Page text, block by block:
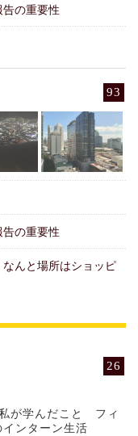
の重要性
93
の重要性
んと場所はショッピ
26
が学んだこと フィ
ンターン生活